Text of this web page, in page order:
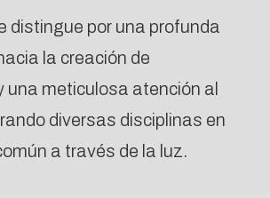
distingue por una profunda
la creación de
meticulosa atención al
diversas disciplinas en
a través de la luz.